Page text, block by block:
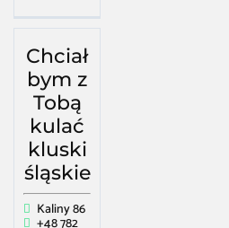
Chciał
bym z
Tobą
kulać
kluski
śląskie
Kaliny 86